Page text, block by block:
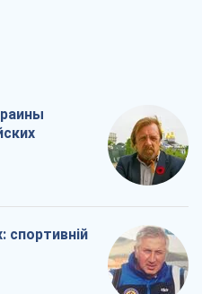
спортивній